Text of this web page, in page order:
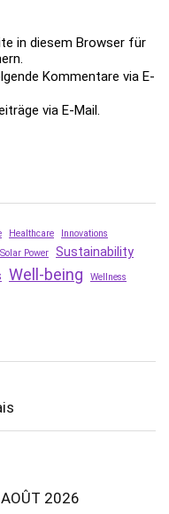
in diesem Browser für
Kommentare via E-
via E-Mail.
Healthcare
Innovations
Solar Power Sustainability
Well-being Wellness
2026